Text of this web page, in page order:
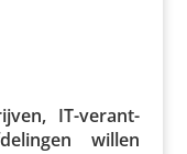
IT-verant­
willen